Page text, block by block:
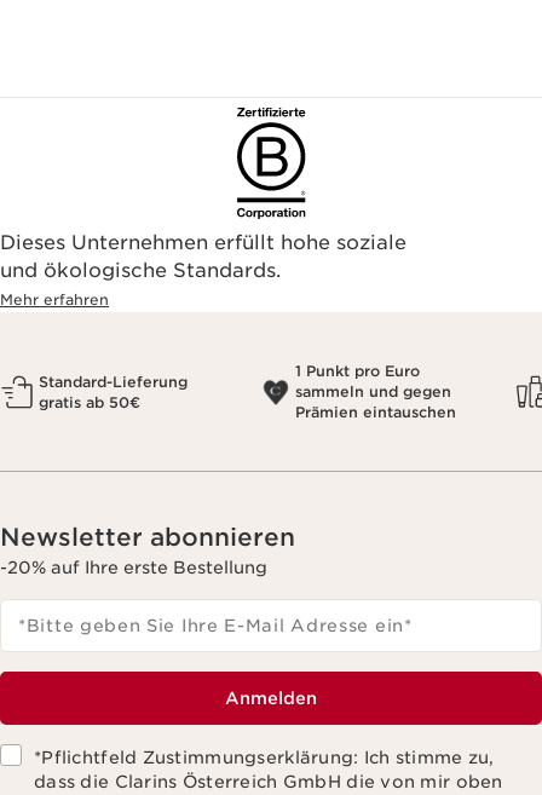
Dieses Unternehmen erfüllt hohe soziale
und ökologische Standards.
Mehr erfahren
Standard-Lieferung
gratis ab 50€
1 Punkt pro Euro
sammeln und gegen
Prämien eintauschen
Newsletter abonnieren
-20% auf Ihre erste Bestellung
*Bitte geben Sie Ihre E-Mail Adresse ein*
Anmelden
*Pflichtfeld Zustimmungserklärung: Ich stimme zu,
dass die Clarins Österreich GmbH die von mir oben